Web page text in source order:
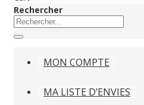
Rechercher
MON COMPTE
MA LISTE D’ENVIES